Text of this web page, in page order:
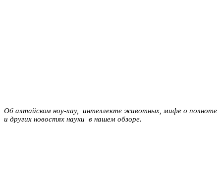
Об алтайском ноу-хау, интеллекте животных, мифе о полноте
и других новостях науки в нашем обзоре.